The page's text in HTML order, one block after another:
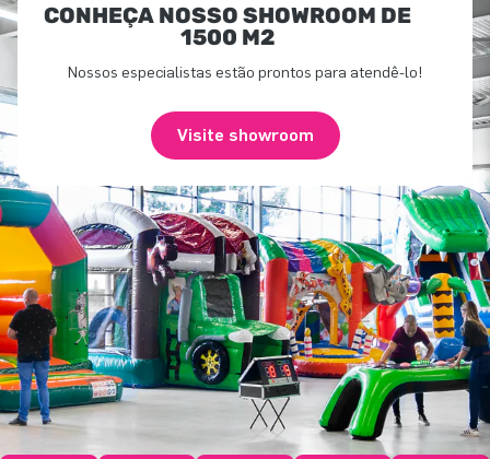
CONHEÇA NOSSO SHOWROOM DE
1500 M2
Nossos especialistas estão prontos para atendê-lo!
Visite showroom